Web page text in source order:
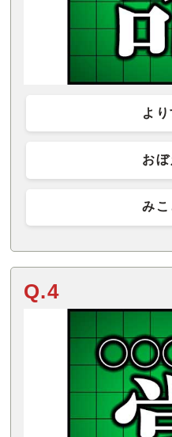
より
おぼ
みこ
Q.4